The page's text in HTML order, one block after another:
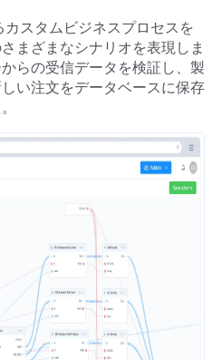
スタムビジネスプロセスを
まざまなシナリオを表現しま
らの受信データを検証し、製
い注文をデータベースに保存